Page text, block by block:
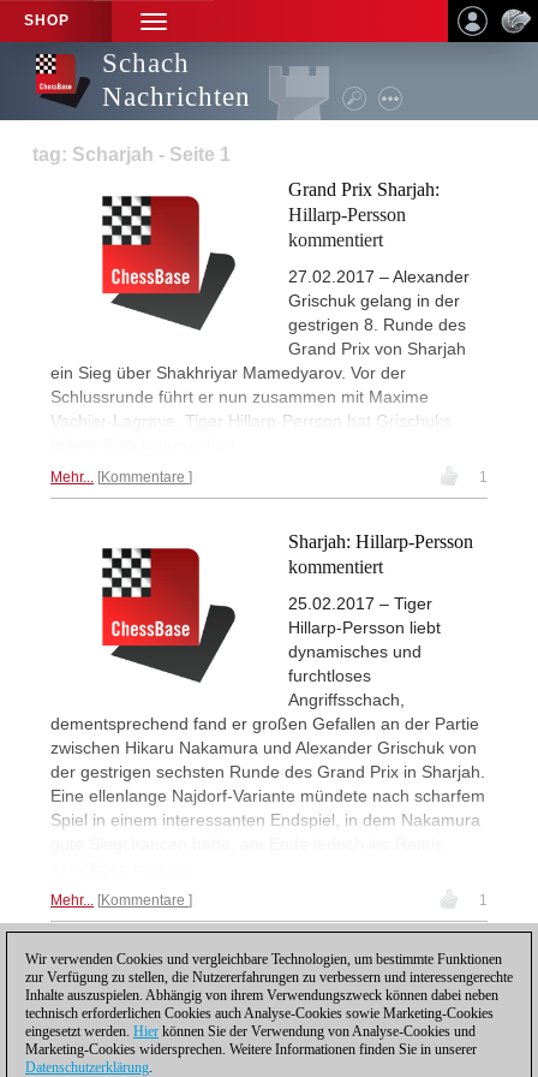
SHOP
TOGGLE
NAVIGATION
Schach
Nachrichten
tag: Scharjah - Seite 1
Grand Prix Sharjah:
Hillarp-Persson
kommentiert
27.02.2017 – Alexander
Grischuk gelang in der
gestrigen 8. Runde des
Grand Prix von Sharjah
ein Sieg über Shakhriyar Mamedyarov. Vor der
Schlussrunde führt er nun zusammen mit Maxime
Vachier-Lagrave. Tiger Hillarp-Perrson hat Grischuks
Mehr... Kommentare 1
Sharjah: Hillarp-Persson
kommentiert
25.02.2017 – Tiger
Hillarp-Persson liebt
dynamisches und
furchtloses
Angriffsschach,
dementsprechend fand er großen Gefallen an der Partie
zwischen Hikaru Nakamura und Alexander Grischuk von
der gestrigen sechsten Runde des Grand Prix in Sharjah.
Eine ellenlange Najdorf-Variante mündete nach scharfem
Spiel in einem interessanten Endspiel, in dem Nakamura
Mehr... Kommentare 1
1
Wir verwenden Cookies und vergleichbare Technologien, um bestimmte Funktionen
zur Verfügung zu stellen, die Nutzererfahrungen zu verbessern und interessengerechte
Inhalte auszuspielen. Abhängig von ihrem Verwendungszweck können dabei neben
technisch erforderlichen Cookies auch Analyse-Cookies sowie Marketing-Cookies
eingesetzt werden. Hier können Sie der Verwendung von Analyse-Cookies und
Marketing-Cookies widersprechen. Weitere Informationen finden Sie in unserer
Datenschutzerklärung.